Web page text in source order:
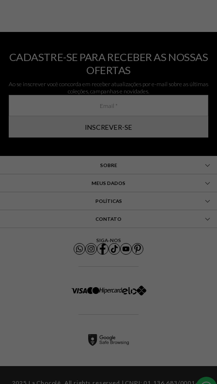
CADASTRE-SE PARA RECEBER AS NOSSAS
OFERTAS
Ao se inscrever você concorda em receber atualizações por e-mail sobre as últimas
coleções, campanhas e novidades.
INSCREVER-SE
SOBRE
MEUS DADOS
POLÍTICAS
CONTATO
SIGA-NOS